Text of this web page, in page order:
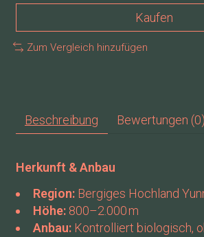
Kaufen
Zum Vergleich hinzufügen
Beschreibung Bewertungen (0)
Herkunft & Anbau
Region:Bergiges Hochland
Höhe:800–2.000 m
Anbau:Kontrolliert biologisch,